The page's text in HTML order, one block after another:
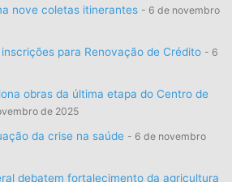
nove coletas itinerantes
6 de novembro
para Renovação de Crédito
6
obras da última etapa do Centro de
de 2025
da crise na saúde
6 de novembro
debatem fortalecimento da agricultura